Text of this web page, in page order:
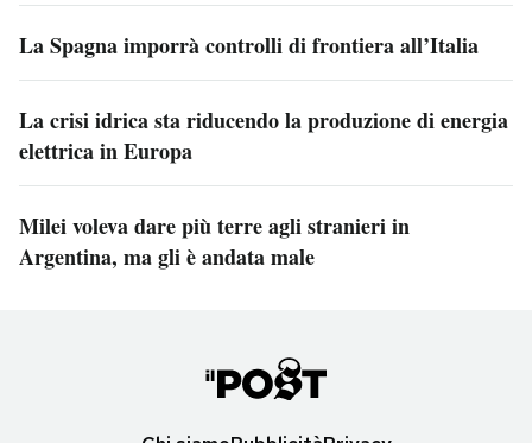
La Spagna imporrà controlli di frontiera all’Italia
La crisi idrica sta riducendo la produzione di energia
elettrica in Europa
Milei voleva dare più terre agli stranieri in
Argentina, ma gli è andata male